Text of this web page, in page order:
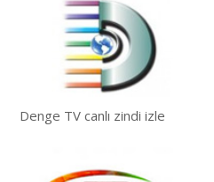
Denge TV canlı zindi izle